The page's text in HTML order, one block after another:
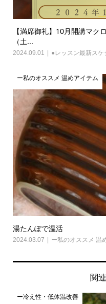
【満席御礼】10月開講マク
（土...
2024.09.01 ●レッスン最新スケ
ー私のオススメ 温めアイテム
湯たんぽで温活
2024.03.07 ー私のオススメ 温
関
ー冷え性・低体温改善